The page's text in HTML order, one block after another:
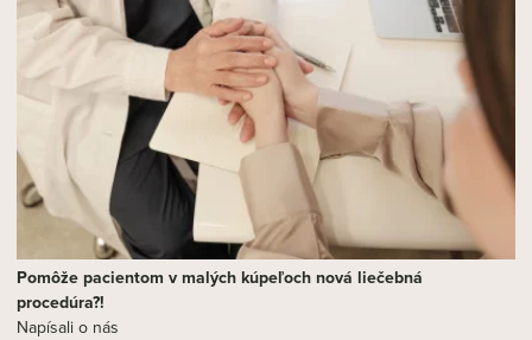
Pomôže pacientom v malých kúpeľoch nová liečebná
procedúra?!
Napísali o nás